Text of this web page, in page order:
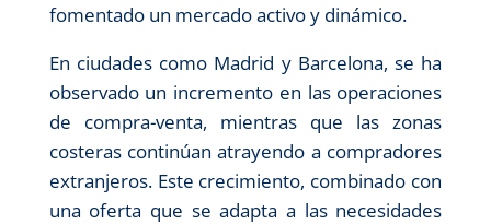
fomentado un mercado activo y dinámico.
En ciudades como Madrid y Barcelona, se ha
observado un incremento en las operaciones
de compra-venta, mientras que las zonas
costeras continúan atrayendo a compradores
extranjeros. Este crecimiento, combinado con
una oferta que se adapta a las necesidades